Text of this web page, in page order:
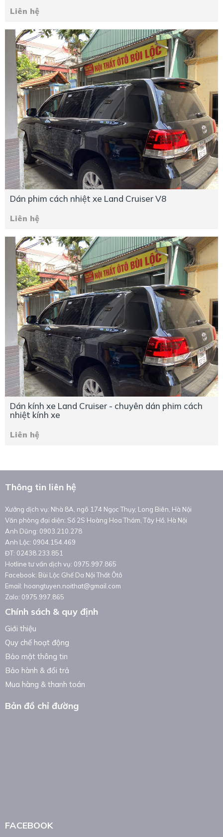
Liên hệ
Dán phim cách nhiệt xe Land Cruiser V8
Liên hệ
Dán kính xe Land Cruiser - chuyên dán phim cách
nhiệt kính xe
Liên hệ
Thông tin liên hệ
Xưởng dịch vụ: Nhà 8A, ngõ 174 Ngọc Thụy, Long Biên, Hà Nội
Văn phòng đại diện: Số 2S Hoàng Hoa Thám, Tây Hồ, Hà Nội
Anh Dũng: 0903.210.278
Anh Lộc: 0904.154.469
ĐT: 02438.233.851
Hotline tư vấn dịch vụ: 0975.997.865
Facebook: Bùi Lộc Ghế Da Nội Thất Ôtô
Email: hoangtuyen.noithat@gmail.com
Zalo: 0975.997.865
Chính sách & quy định
Giới thiệu
Quy chế hoạt động
Bảo mật thông tin
Bảo hành & đổi trả
Mua hàng & thanh toán
Bản đồ chỉ đường
FACEBOOK